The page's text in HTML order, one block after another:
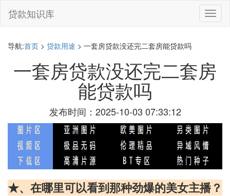
切
换
贷款知识库
导航:首页 > 贷款用途 > 一套房贷款没还完二套房能贷款吗
一套房贷款没还完二套房
能贷款吗
发布时间：2025-10-03 07:33:12
★、在哪里可以看到那种劲爆的美女主播？